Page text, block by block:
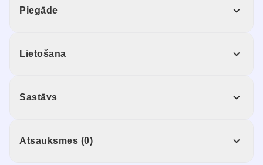
Piegāde
Lietošana
Sastāvs
Atsauksmes (0)